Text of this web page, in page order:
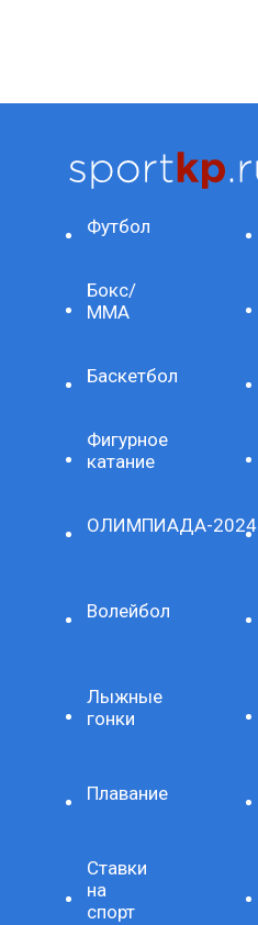
Футбол
Бокс/
ММА
Баскетбол
Фигурное
катание
ОЛИМПИАДА-2024
Волейбол
Лыжные
гонки
Плавание
Ставки
на
спорт